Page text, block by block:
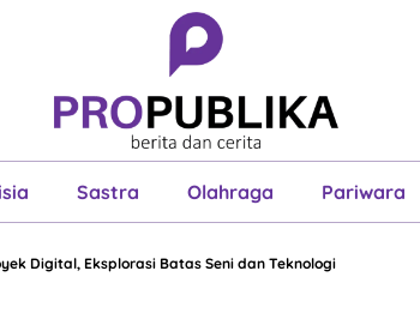
Sastra Olahraga Pariwara
Berita Cerita Esai Justisia
Pariwara
Digital, Eksplorasi Batas Seni dan Teknologi